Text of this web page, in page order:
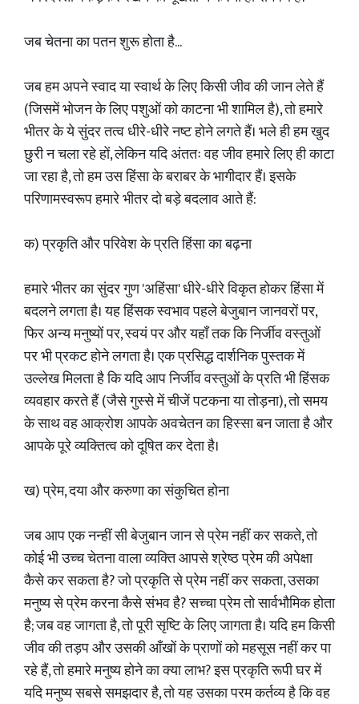
जब चेतना का पतन शुरू होता है...
जब हम अपने स्वाद या स्वार्थ के लिए किसी जीव की जान लेते हैं
(जिसमें भोजन के लिए पशुओं को काटना भी शामिल है), तो हमारे
भीतर के ये सुंदर तत्व धीरे-धीरे नष्ट होने लगते हैं। भले ही हम खुद
छुरी न चला रहे हों, लेकिन यदि अंततः वह जीव हमारे लिए ही काटा
जा रहा है, तो हम उस हिंसा के बराबर के भागीदार हैं। इसके
परिणामस्वरूप हमारे भीतर दो बड़े बदलाव आते हैं:
क) प्रकृति और परिवेश के प्रति हिंसा का बढ़ना
हमारे भीतर का सुंदर गुण 'अहिंसा' धीरे-धीरे विकृत होकर हिंसा में
बदलने लगता है। यह हिंसक स्वभाव पहले बेजुबान जानवरों पर,
फिर अन्य मनुष्यों पर, स्वयं पर और यहाँ तक कि निर्जीव वस्तुओं
पर भी प्रकट होने लगता है। एक प्रसिद्ध दार्शनिक पुस्तक में
उल्लेख मिलता है कि यदि आप निर्जीव वस्तुओं के प्रति भी हिंसक
व्यवहार करते हैं (जैसे गुस्से में चीजें पटकना या तोड़ना), तो समय
के साथ वह आक्रोश आपके अवचेतन का हिस्सा बन जाता है और
आपके पूरे व्यक्तित्व को दूषित कर देता है।
ख) प्रेम, दया और करुणा का संकुचित होना
जब आप एक नन्हीं सी बेजुबान जान से प्रेम नहीं कर सकते, तो
कोई भी उच्च चेतना वाला व्यक्ति आपसे श्रेष्ठ प्रेम की अपेक्षा
कैसे कर सकता है? जो प्रकृति से प्रेम नहीं कर सकता, उसका
मनुष्य से प्रेम करना कैसे संभव है? सच्चा प्रेम तो सार्वभौमिक होता
है; जब वह जागता है, तो पूरी सृष्टि के लिए जागता है। यदि हम किसी
जीव की तड़प और उसकी आँखों के प्राणों को महसूस नहीं कर पा
रहे हैं, तो हमारे मनुष्य होने का क्या लाभ? इस प्रकृति रूपी घर में
यदि मनुष्य सबसे समझदार है, तो यह उसका परम कर्तव्य है कि वह